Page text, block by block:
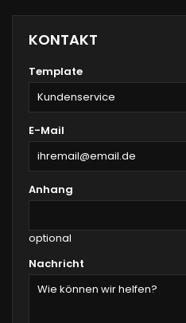
KONTAKT
Template
E-Mail
Anhang
optional
Nachricht